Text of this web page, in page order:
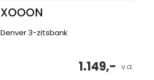
XOOON
Denver 3-zitsbank
v.a.
1.149,-